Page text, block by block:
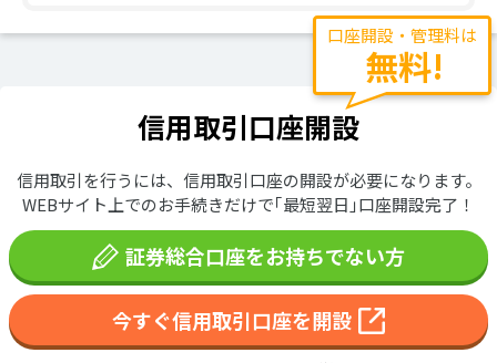
口座開設・管理料は
無料!
信用取引口座開設
信用取引を行うには、信用取引口座の開設が必要になります。
WEBサイト上でのお手続きだけで｢最短翌日｣口座開設完了！
証券総合口座をお持ちでない方
今すぐ信用取引口座を開設